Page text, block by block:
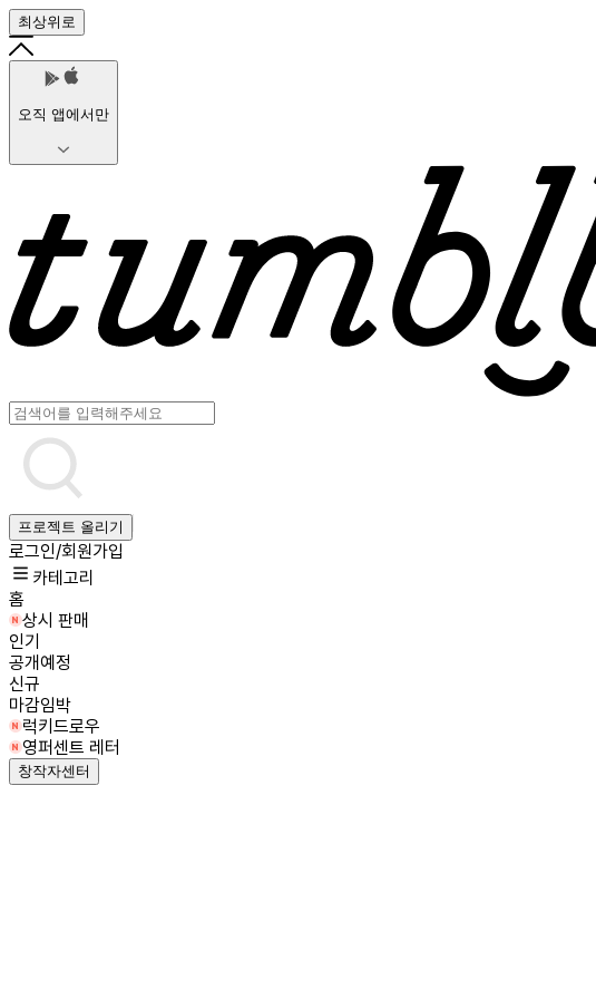
최상위로
오직 앱에서만
프로젝트 올리기
로그인/회원가입
카테고리
홈
상시 판매
인기
공개예정
신규
마감임박
럭키드로우
영퍼센트 레터
창작자센터